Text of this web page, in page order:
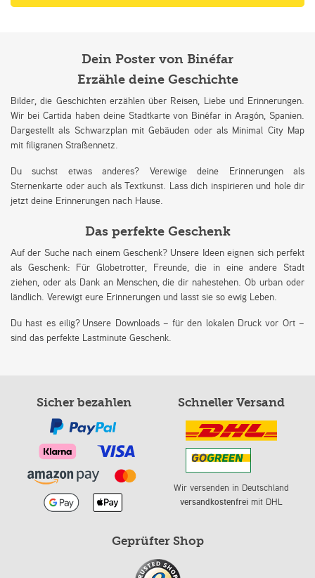
Dein Poster von Binéfar
Erzähle deine Geschichte
Bilder, die Geschichten erzählen über Reisen, Liebe und Erinnerungen.
Wir bei Cartida haben deine Stadtkarte von Binéfar in Aragón, Spanien.
Dargestellt als Schwarzplan mit Gebäuden oder als Minimal City Map
mit filigranen Straßennetz.
Du suchst etwas anderes? Verewige deine Erinnerungen als
Sternenkarte oder auch als Textkunst. Lass dich inspirieren und hole dir
jetzt deine Erinnerungen nach Hause.
Das perfekte Geschenk
Auf der Suche nach einem Geschenk? Unsere Ideen eignen sich perfekt
als Geschenk: Für Globetrotter, Freunde, die in eine andere Stadt
ziehen, oder als Dank an Menschen, die dir nahestehen. Ob urban oder
ländlich. Verewigt eure Erinnerungen und lasst sie so ewig Leben.
Du hast es eilig? Unsere Downloads – für den lokalen Druck vor Ort –
sind das perfekte Lastminute Geschenk.
Sicher bezahlen Schneller Versand
Wir versenden in Deutschland
versandkostenfreimit DHL
Geprüfter Shop